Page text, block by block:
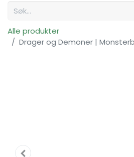
Alle produkter
Drager og Demoner |